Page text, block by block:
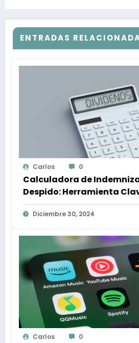
ENTRADAS
Carlos 0
Calculadora de
Despido: Herramienta
Proteger tus Derechos
Diciembre 30, 2024
Carlos 0